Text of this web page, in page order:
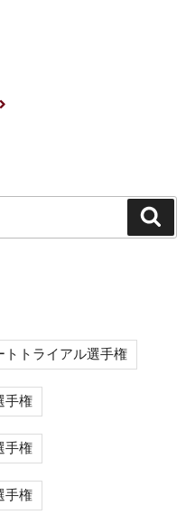
トトライアル選手権
手権
手権
手権